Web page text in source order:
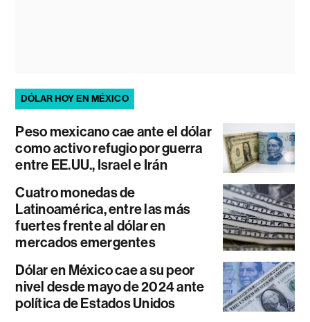
DÓLAR HOY EN MÉXICO
Peso mexicano cae ante el dólar
como activo refugio por guerra
entre EE.UU., Israel e Irán
Cuatro monedas de
Latinoamérica, entre las más
fuertes frente al dólar en
mercados emergentes
Dólar en México cae a su peor
nivel desde mayo de 2024 ante
política de Estados Unidos